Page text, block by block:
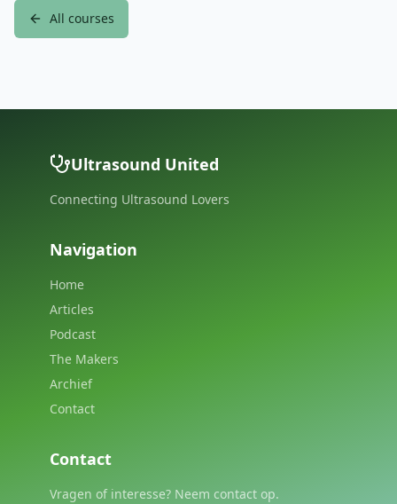
All courses
Ultrasound United
Connecting Ultrasound Lovers
Navigation
Home
Articles
Podcast
The Makers
Archief
Contact
Contact
Vragen of interesse? Neem contact op.